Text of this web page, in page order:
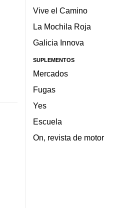
Vive el Camino
La Mochila Roja
Galicia Innova
SUPLEMENTOS
Mercados
Fugas
Yes
Escuela
On, revista de motor